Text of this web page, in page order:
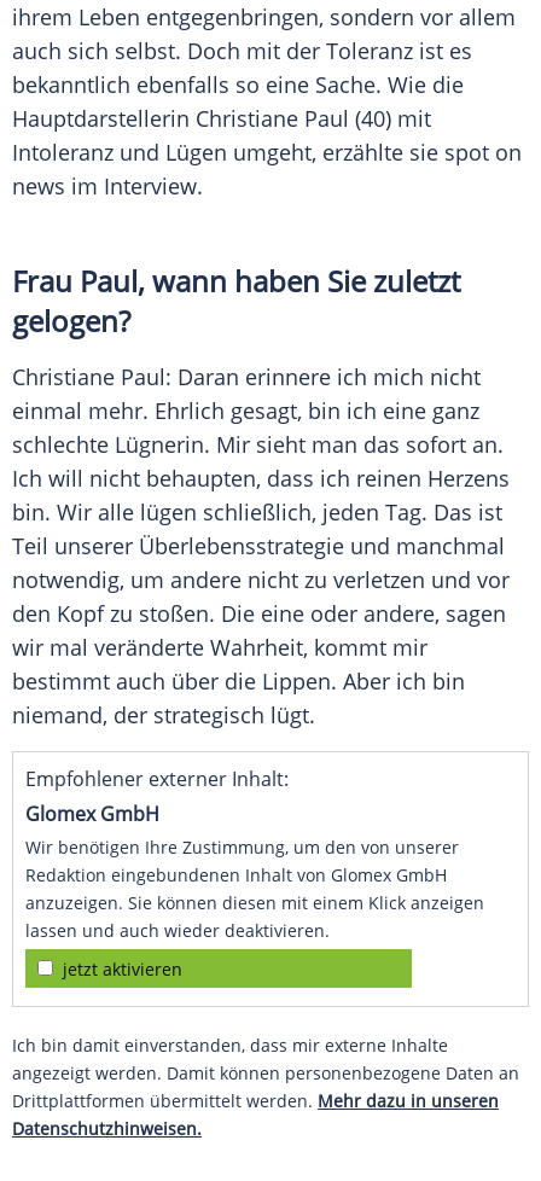
ihrem Leben entgegenbringen, sondern vor allem
auch sich selbst. Doch mit der Toleranz ist es
bekanntlich ebenfalls so eine Sache. Wie die
Hauptdarstellerin Christiane Paul (40) mit
Intoleranz und Lügen umgeht, erzählte sie spot on
news im Interview.
Frau Paul, wann haben Sie zuletzt
gelogen?
Christiane Paul: Daran erinnere ich mich nicht
einmal mehr. Ehrlich gesagt, bin ich eine ganz
schlechte Lügnerin. Mir sieht man das sofort an.
Ich will nicht behaupten, dass ich reinen Herzens
bin. Wir alle lügen schließlich, jeden Tag. Das ist
Teil unserer Überlebensstrategie und manchmal
notwendig, um andere nicht zu verletzen und vor
den Kopf zu stoßen. Die eine oder andere, sagen
wir mal veränderte Wahrheit, kommt mir
bestimmt auch über die Lippen. Aber ich bin
niemand, der strategisch lügt.
Empfohlener externer Inhalt:
Glomex GmbH
Wir benötigen Ihre Zustimmung, um den von unserer
Redaktion eingebundenen Inhalt von Glomex GmbH
anzuzeigen. Sie können diesen mit einem Klick anzeigen
lassen und auch wieder deaktivieren.
jetzt aktivieren
Ich bin damit einverstanden, dass mir externe Inhalte
angezeigt werden. Damit können personenbezogene Daten an
Drittplattformen übermittelt werden. Mehr dazu in unseren
Datenschutzhinweisen.